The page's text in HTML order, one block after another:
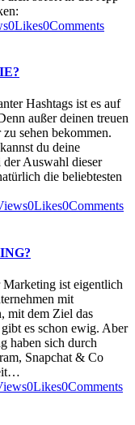
0Likes0Comments
Hashtags ist es auf
außer deinen treuen
sehen bekommen.
du deine
Auswahl dieser
die beliebtesten
0Likes0Comments
ist eigentlich
mit
mit dem Ziel das
es schon ewig. Aber
haben sich durch
Snapchat & Co
0Likes0Comments